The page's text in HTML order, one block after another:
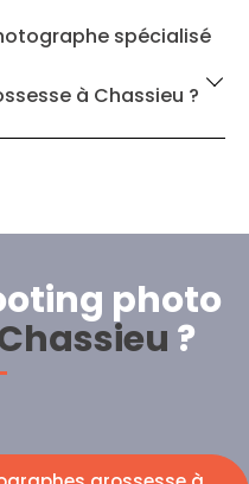
spécialisé
à Chassieu ?
photo
?